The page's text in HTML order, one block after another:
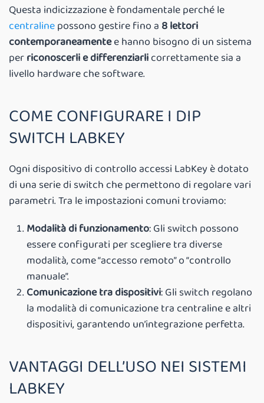
Questa indicizzazione è fondamentale perché le
centralinepossono gestire fino a 8 lettori
contemporaneamentee hanno bisogno di un sistema
perriconoscerli e differenziarlicorrettamente sia a
livello hardware che software.
COME CONFIGURARE I DIP
SWITCH LABKEY
Ogni dispositivo di controllo accessi LabKey è dotato
di una serie di switch che permettono di regolare vari
parametri. Tra le impostazioni comuni troviamo:
Modalità di funzionamento: Gli switch possono
essere configurati per scegliere tra diverse
modalità, come “accesso remoto” o “controllo
manuale”.
Comunicazione tra dispositivi: Gli switch regolano
la modalità di comunicazione tra centraline e altri
dispositivi, garantendo un’integrazione perfetta.
VANTAGGI DELL’USO NEI SISTEMI
LABKEY